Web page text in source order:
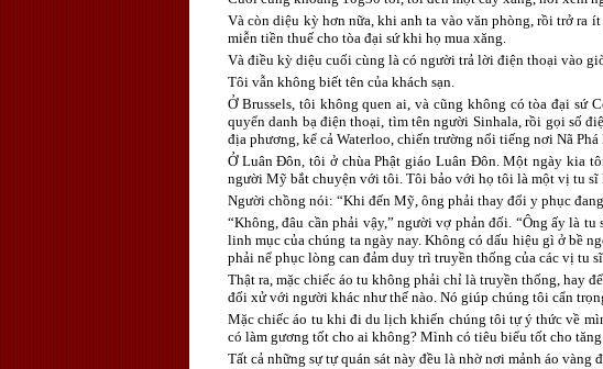
Và còn diệu kỳ hơn nữa, khi anh ta vào văn phòng, rồi trở ra
miễn tiền thuế cho tòa đại sứ khi họ mua xăng.
Và điều kỳ diệu cuối cùng là có người trả lời điện thoại vào
Tôi vẫn không biết tên của khách sạn.
Ở Brussels, tôi không quen ai, và cũng không có tòa đại
quyển danh bạ điện thoại, tìm tên người Sinhala, rồi gọi số
địa phương, kể cả Waterloo, chiến trường nổi tiếng nơi Nã
Ở Luân Đôn, tôi ở chùa Phật giáo Luân Đôn. Một ngày kia
người Mỹ bắt chuyện với tôi. Tôi bảo với họ tôi là một vị tu sĩ
Người chồng nói: “Khi đến Mỹ, ông phải thay đổi y phục đang
“Không, đâu cần phải vậy,” người vợ phản đối. “Ông ấy là
linh mục của chúng ta ngày nay. Không có dấu hiệu gì ở bề
phải nể phục lòng can đảm duy trì truyền thống của các vị tu
Thật ra, mặc chiếc áo tu không phải chỉ là truyền thống, hay
đối xử với người khác như thế nào. Nó giúp chúng tôi cẩn
Mặc chiếc áo tu khi đi du lịch khiến chúng tôi tự ý thức về
có làm gương tốt cho ai không? Mình có tiêu biểu tốt cho
Tất cả những sự tự quán sát này đều là nhờ nơi mảnh áo vàng